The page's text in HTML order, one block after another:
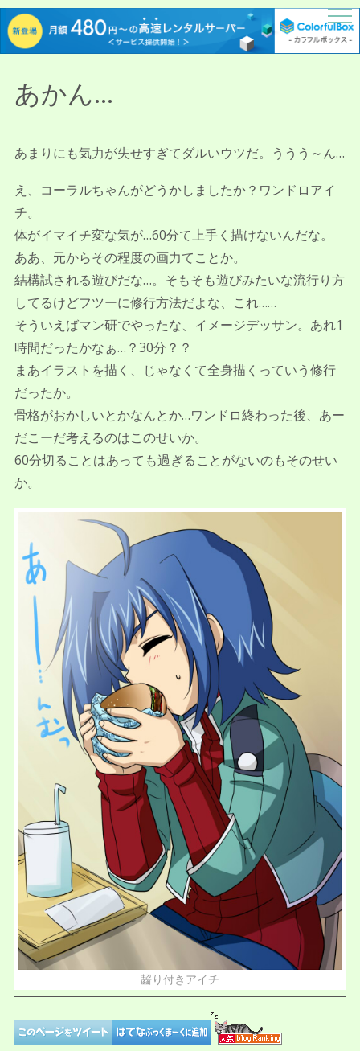
描人某屋落描置場
らくがきとねことしゃしんとだぶん
あかん…
あまりにも気力が失せすぎてダルいウツだ。ううう～ん…
え、コーラルちゃんがどうかしましたか？ワンドロアイ
チ。
体がイマイチ変な気が…60分て上手く描けないんだな。
ああ、元からその程度の画力てことか。
結構試される遊びだな…。そもそも遊びみたいな流行り方
してるけどフツーに修行方法だよな、これ……
そういえばマン研でやったな、イメージデッサン。あれ1
時間だったかなぁ…？30分？？
まあイラストを描く、じゃなくて全身描くっていう修行
だったか。
骨格がおかしいとかなんとか…ワンドロ終わった後、あー
だこーだ考えるのはこのせいか。
60分切ることはあっても過ぎることがないのもそのせい
か。
齧り付きアイチ